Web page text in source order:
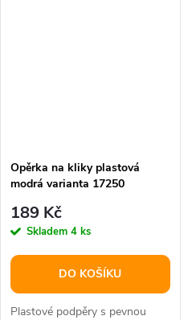
Opěrka na kliky plastová
modrá varianta 17250
189 Kč
Skladem 4 ks
DO KOŠÍKU
Plastové podpěry s pevnou